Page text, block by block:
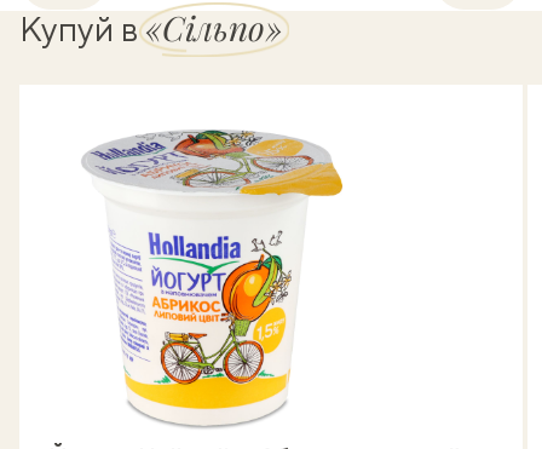
Купуй в«Сільпо»